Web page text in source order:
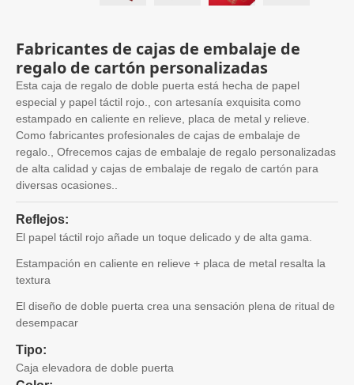
Fabricantes de cajas de embalaje de
regalo de cartón personalizadas
Esta caja de regalo de doble puerta está hecha de papel
especial y papel táctil rojo., con artesanía exquisita como
estampado en caliente en relieve, placa de metal y relieve.
Como fabricantes profesionales de cajas de embalaje de
regalo., Ofrecemos cajas de embalaje de regalo personalizadas
de alta calidad y cajas de embalaje de regalo de cartón para
diversas ocasiones..
Reflejos:
El papel táctil rojo añade un toque delicado y de alta gama.
Estampación en caliente en relieve + placa de metal resalta la
textura
El diseño de doble puerta crea una sensación plena de ritual de
desempacar
Tipo:
Caja elevadora de doble puerta